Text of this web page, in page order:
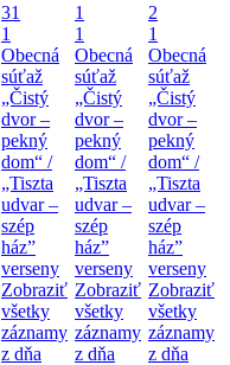
31
1
Obecná
súťaž
„Čistý
dvor –
pekný
dom“ /
„Tiszta
udvar –
szép
ház”
verseny
Zobraziť
všetky
záznamy
z dňa
1
1
Obecná
súťaž
„Čistý
dvor –
pekný
dom“ /
„Tiszta
udvar –
szép
ház”
verseny
Zobraziť
všetky
záznamy
z dňa
2
1
Obecná
súťaž
„Čistý
dvor –
pekný
dom“ /
„Tiszta
udvar –
szép
ház”
verseny
Zobraziť
všetky
záznamy
z dňa